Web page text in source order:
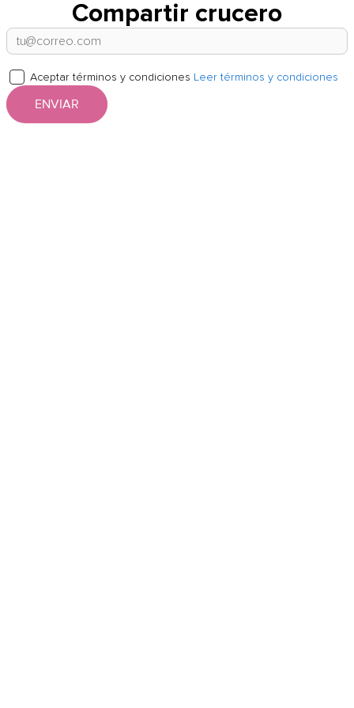
Compartir crucero
Aceptar términos y condiciones Leer términos y condiciones
ENVIAR